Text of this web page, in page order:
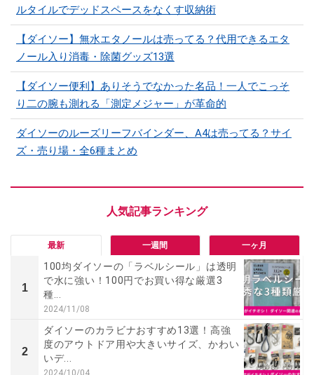
ルタイルでデッドスペースをなくす収納術
【ダイソー】無水エタノールは売ってる？代用できるエタ
ノール入り消毒・除菌グッズ13選
【ダイソー便利】ありそうでなかった名品！一人でこっそ
り二の腕も測れる「測定メジャー」が革命的
ダイソーのルーズリーフバインダー、A4は売ってる？サイ
ズ・売り場・全6種まとめ
最新 一週間 一ヶ月
1
100均ダイソーの「ラベルシール」は透明
で水に強い！100円でお買い得な厳選3
種...
2024/11/08
2
ダイソーのカラビナおすすめ13選！高強
度のアウトドア用や大きいサイズ、かわい
いデ...